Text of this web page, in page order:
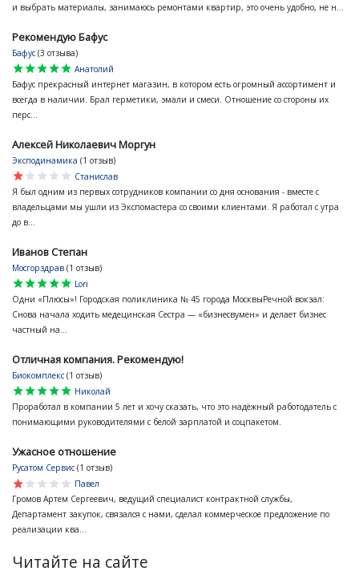
и выбрать материалы, занимаюсь ремонтами квартир, это очень удобно, не н...
Рекомендую Бафус
Бафус (3 отзыва)
star
star
star
star
star
Анатолий
Бафус прекрасный интернет магазин, в котором есть огромный ассортимент и
всегда в наличии. Брал герметики, эмали и смеси. Отношение со стороны их
перс...
Алексей Николаевич Моргун
Эксподинамика (1 отзыв)
star
star
star
star
star
Станислав
Я был одним из первых сотрудников компании со дня основания - вместе с
владельцами мы ушли из Экспомастера со своими клиентами. Я работал с утра
до в...
Иванов Степан
Мосгорздрав (1 отзыв)
star
star
star
star
star
Lori
Одни «Плюсы»! Городская поликлиника № 45 города МосквыРечной вокзал:
Снова начала ходить медецинская Сестра — «бизнесвумен» и делает бизнес
частный на...
Отличная компания. Рекомендую!
Биокомплекс (1 отзыв)
star
star
star
star
star
Николай
Проработал в компании 5 лет и хочу сказать, что это надёжный работодатель с
понимающими руководителями с белой зарплатой и соцпакетом.
Ужасное отношение
Русатом Сервис (1 отзыв)
star
star
star
star
star
Павел
Громов Артем Сергеевич, ведущий специалист контрактной службы,
Департамент закупок, связался с нами, сделал коммерческое предложение по
реализации ква...
Читайте на сайте